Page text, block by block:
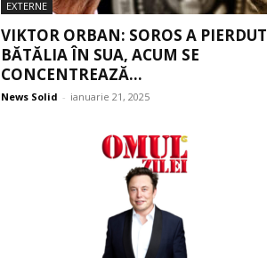
EXTERNE
VIKTOR ORBAN: SOROS A PIERDUT
BĂTĂLIA ÎN SUA, ACUM SE
CONCENTREAZĂ...
News Solid - ianuarie 21, 2025